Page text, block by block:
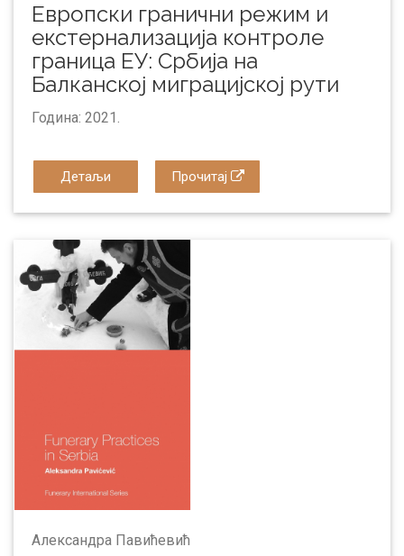
Европски гранични режим и
екстернализација контроле
граница ЕУ: Србија на
Балканској миграцијској рути
Година: 2021.
Детаљи Прочитај
Александрa Павићевић